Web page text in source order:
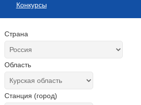
Конкурсы
Страна
Область
Станция (город)